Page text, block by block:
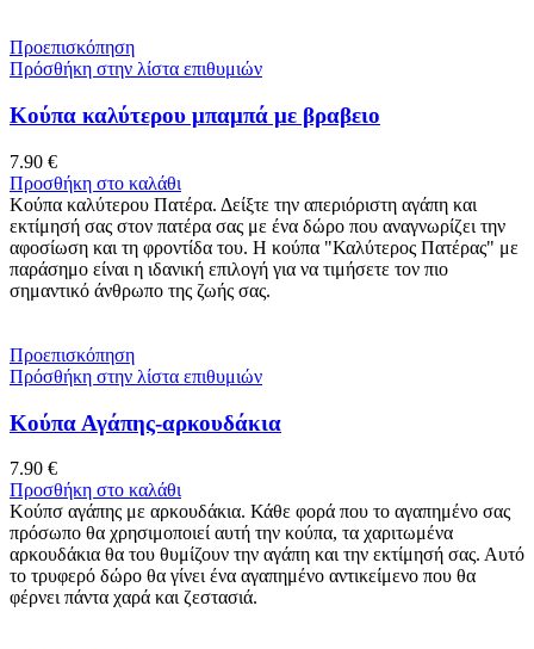
Προεπισκόπηση
Πρόσθήκη στην λίστα επιθυμιών
Κούπα καλύτερου μπαμπά με βραβειο
7.90 €
Προσθήκη στο καλάθι
Κούπα καλύτερου Πατέρα. Δείξτε την απεριόριστη αγάπη και
εκτίμησή σας στον πατέρα σας με ένα δώρο που αναγνωρίζει την
αφοσίωση και τη φροντίδα του. Η κούπα "Καλύτερος Πατέρας" με
παράσημο είναι η ιδανική επιλογή για να τιμήσετε τον πιο
σημαντικό άνθρωπο της ζωής σας.
Προεπισκόπηση
Πρόσθήκη στην λίστα επιθυμιών
Κούπα Αγάπης-αρκουδάκια
7.90 €
Προσθήκη στο καλάθι
Κούπσ αγάπης με αρκουδάκια. Κάθε φορά που το αγαπημένο σας
πρόσωπο θα χρησιμοποιεί αυτή την κούπα, τα χαριτωμένα
αρκουδάκια θα του θυμίζουν την αγάπη και την εκτίμησή σας. Αυτό
το τρυφερό δώρο θα γίνει ένα αγαπημένο αντικείμενο που θα
φέρνει πάντα χαρά και ζεστασιά.